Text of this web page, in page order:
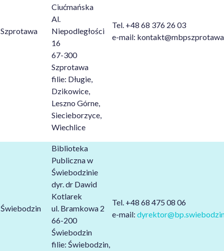
Szprotawa
Ciućmańska
Al.
Niepodległości
16
67-300
Szprotawa
filie: Długie,
Dzikowice,
Leszno Górne,
Siecieborzyce,
Wiechlice
Tel. +48 68 376 26 03
e-mail:
Świebodzin
Biblioteka
Publiczna w
Świebodzinie
dyr. dr Dawid
Kotlarek
ul. Bramkowa 2
66-200
Świebodzin
filie: Świebodzin,
Tel. +48 68 475 08 06
e-mail: